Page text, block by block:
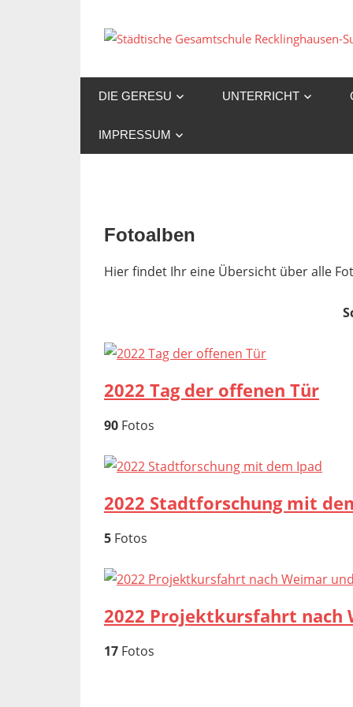
Inhalt
DIE GERESU UNTERRICHT
IMPRESSUM
Fotoalben
Hier findet Ihr eine Übersicht über alle
2022 Tag der offenen Tür
90 Fotos
2022 Stadtforschung mit
5 Fotos
2022 Projektkursfahrt nach
17 Fotos